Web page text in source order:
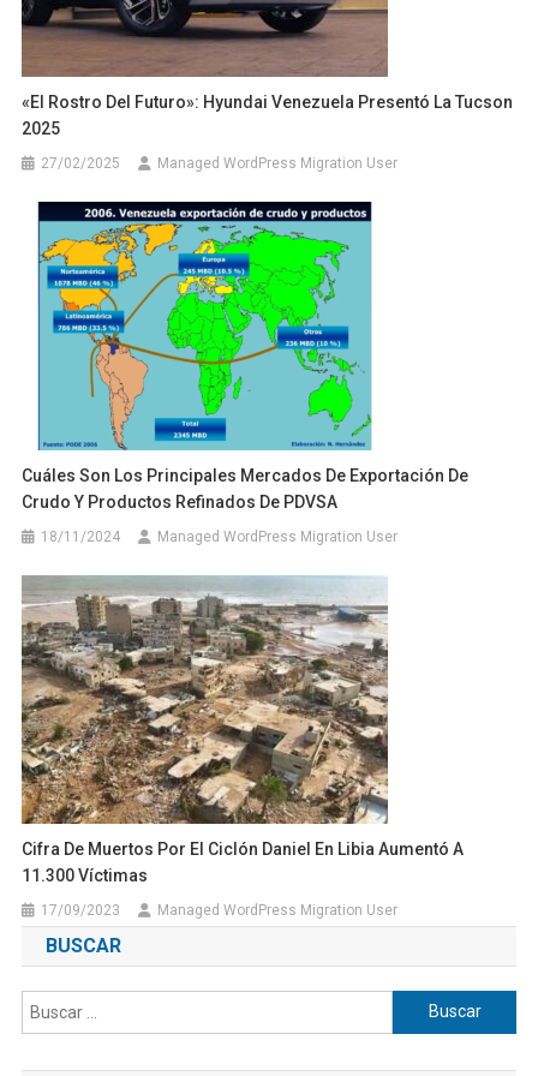
«El Rostro Del Futuro»: Hyundai Venezuela Presentó La Tucson
2025
27/02/2025 Managed WordPress Migration User
Cuáles Son Los Principales Mercados De Exportación De
Crudo Y Productos Refinados De PDVSA
18/11/2024 Managed WordPress Migration User
Cifra De Muertos Por El Ciclón Daniel En Libia Aumentó A
11.300 Víctimas
17/09/2023 Managed WordPress Migration User
BUSCAR
Buscar: